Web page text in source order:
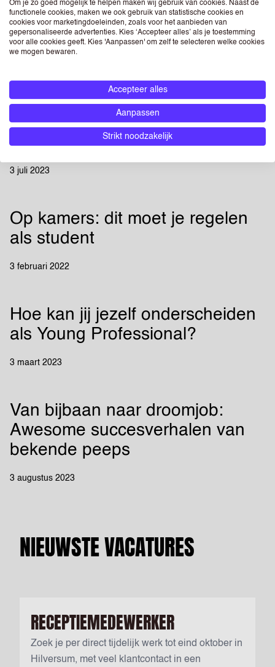
De Hotspots voor Start-ups en
Innovatie in Nederland
5 Tips voor stressvrij telefoneren
- Breek met je belangst
3 juli 2023
Op kamers: dit moet je regelen
als student
3 februari 2022
Hoe kan jij jezelf onderscheiden
als Young Professional?
3 maart 2023
Van bijbaan naar droomjob:
Awesome succesverhalen van
bekende peeps
3 augustus 2023
NIEUWSTE VACATURES
RECEPTIEMEDEWERKER
Zoek je per direct tijdelijk werk tot eind oktober in
Hilversum, met veel klantcontact in een
Om je zo goed mogelijk te helpen maken wij gebruik van cookies. Naast de
functionele cookies, maken we ook gebruik van statistische cookies en
cookies voor marketingdoeleinden, zoals voor het aanbieden van
gepersonaliseerde advertenties. Kies ‘Accepteer alles’ als je toestemming
voor alle cookies geeft. Kies 'Aanpassen' om zelf te selecteren welke cookies
we mogen bewaren.
Accepteer alles
Aanpassen
Strikt noodzakelijk